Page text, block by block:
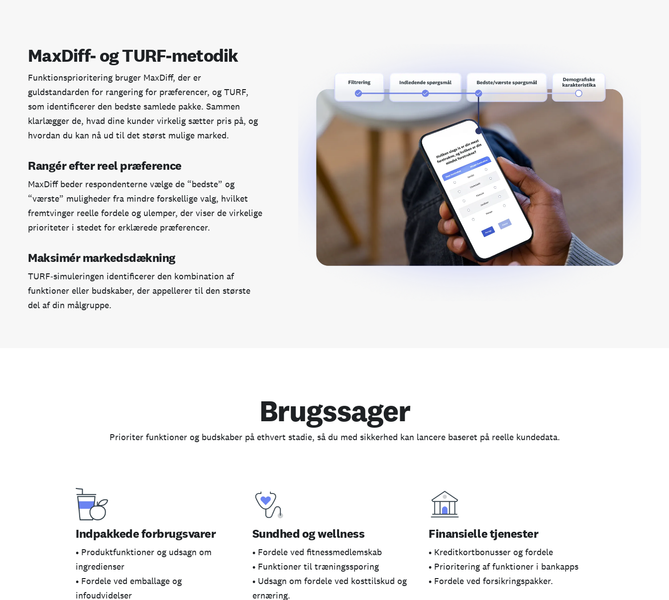
MaxDiff‑ og TURF‑metodik
Funktionsprioritering bruger MaxDiff, der er
guldstandarden for rangering for præferencer, og TURF,
som identificerer den bedste samlede pakke. Sammen
klarlægger de, hvad dine kunder virkelig sætter pris på, og
hvordan du kan nå ud til det størst mulige marked.
Rangér efter reel præference
MaxDiff beder respondenterne vælge de “bedste” og
“værste” muligheder fra mindre forskellige valg, hvilket
fremtvinger reelle fordele og ulemper, der viser de virkelige
prioriteter i stedet for erklærede præferencer.
Maksimér markedsdækning
TURF‑simuleringen identificerer den kombination af
funktioner eller budskaber, der appellerer til den største
del af din målgruppe.
Brugssager
Prioriter funktioner og budskaber på ethvert stadie, så du med sikkerhed kan lancere baseret på reelle kundedata.
Indpakkede forbrugsvarer
• Produktfunktioner og udsagn om
ingredienser
• Fordele ved emballage og
infoudvidelser
Sundhed og wellness
• Fordele ved fitnessmedlemskab
• Funktioner til træningssporing
• Udsagn om fordele ved kosttilskud og
ernæring.
Finansielle tjenester
• Kreditkortbonusser og fordele
• Prioritering af funktioner i bankapps
• Fordele ved forsikringspakker.